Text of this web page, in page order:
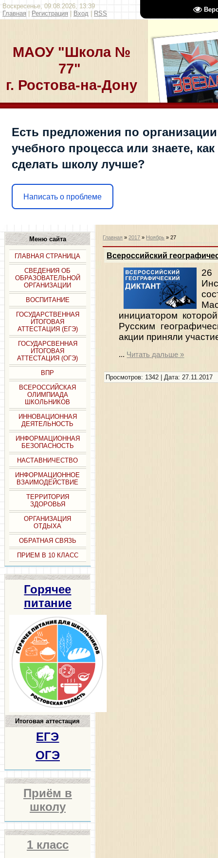
Воскресенье, 09.08.2026, 13:39
Главная
Регистрация Вход RSS
МАОУ "Школа №
77"
г. Ростова-на-Дону
Есть предложения по организации
учебного процесса или знаете, как
сделать школу лучше?
Написать о проблеме
Меню сайта
ГЛАВНАЯ СТРАНИЦА
СВЕДЕНИЯ ОБ
ОБРАЗОВАТЕЛЬНОЙ
ОРГАНИЗАЦИИ
ВОСПИТАНИЕ
ГОСУДАРСТВЕННАЯ
ИТОГОВАЯ
АТТЕСТАЦИЯ (ЕГЭ)
ГОСУДАРСВЕННАЯ
ИТОГОВАЯ
АТТЕСТАЦИЯ (ОГЭ)
ВПР
ВСЕРОССИЙСКАЯ
ОЛИМПИАДА
ШКОЛЬНИКОВ
ИННОВАЦИОННАЯ
ДЕЯТЕЛЬНОСТЬ
ИНФОРМАЦИОННАЯ
БЕЗОПАСНОСТЬ
НАСТАВНИЧЕСТВО
ИНФОРМАЦИОННОЕ
ВЗАИМОДЕЙСТВИЕ
ТЕРРИТОРИЯ
ЗДОРОВЬЯ
ОРГАНИЗАЦИЯ
ОТДЫХА
ОБРАТНАЯ СВЯЗЬ
ПРИЕМ В 10 КЛАСС
Горячее
питание
Итоговая аттестация
ЕГЭ
ОГЭ
Приём в
школу
1 класс
Главная »2017 » Ноябрь » 27
Всероссийский
26
инициатором
Русским
акции приняли
... Читать дальше »
Просмотров: 1342 | Дата: 27.11.2017